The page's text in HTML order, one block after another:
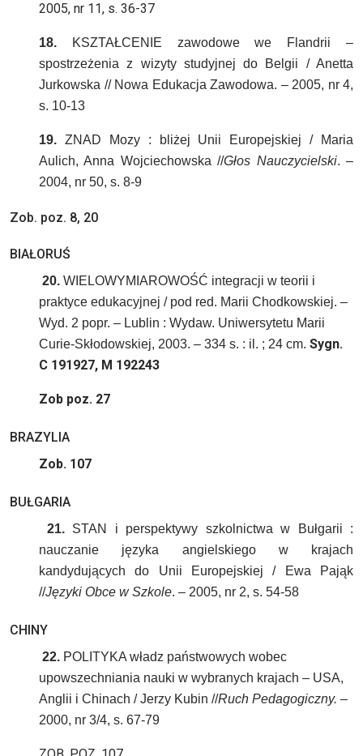
2005, nr 11, s. 36-37
18.
KSZTAŁCENIE zawodowe we Flandrii –
spostrzeżenia z wizyty studyjnej do Belgii / Anetta
Jurkowska // Nowa Edukacja Zawodowa. – 2005, nr 4,
s. 10-13
19. ZNAD Mozy : bliżej Unii Europejskiej / Maria
Aulich, Anna Wojciechowska //Głos Nauczycielski. –
2004, nr 50, s. 8-9
Zob. poz. 8, 20
BIAŁORUŚ
20. WIELOWYMIAROWOŚĆ integracji w teorii i
praktyce edukacyjnej / pod red. Marii Chodkowskiej. –
Wyd. 2 popr. – Lublin : Wydaw. Uniwersytetu Marii
Curie-Skłodowskiej, 2003. – 334 s. : il. ; 24 cm. Sygn.
C 191927, M 192243
Zob poz. 27
BRAZYLIA
Zob. 107
BUŁGARIA
21. STAN i perspektywy szkolnictwa w Bułgarii :
nauczanie języka angielskiego w krajach
kandydujących do Unii Europejskiej / Ewa Pająk
//Języki Obce w Szkole. – 2005, nr 2, s. 54-58
CHINY
22. POLITYKA władz państwowych wobec
upowszechniania nauki w wybranych krajach – USA,
Anglii i Chinach / Jerzy Kubin //Ruch Pedagogiczny. –
2000, nr 3/4, s. 67-79